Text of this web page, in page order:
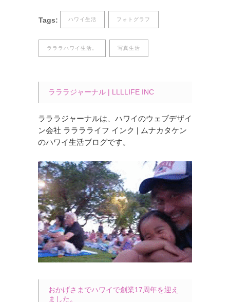
Tags: ハワイ生活 フォトグラフ
ラララハワイ生活。 写真生活
ラララジャーナル | LLLLIFE INC
ラララジャーナルは、ハワイのウェブデザイ
ン会社 ラララライフ インク | ムナカタケン
のハワイ生活ブログです。
おかげさまでハワイで創業17周年を迎え
ました。